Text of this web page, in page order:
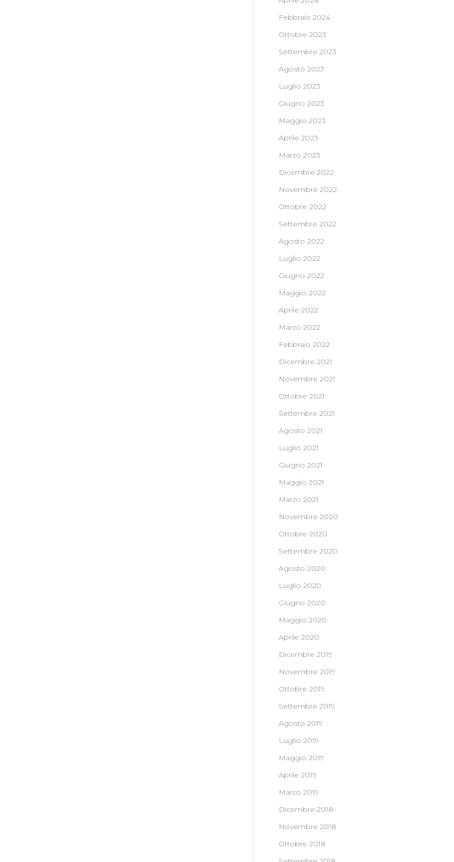
Febbraio 2024
Ottobre 2023
Settembre 2023
Agosto 2023
Luglio 2023
Giugno 2023
Maggio 2023
Aprile 2023
Marzo 2023
Dicembre 2022
Novembre 2022
Ottobre 2022
Settembre 2022
Agosto 2022
Luglio 2022
Giugno 2022
Maggio 2022
Aprile 2022
Marzo 2022
Febbraio 2022
Dicembre 2021
Novembre 2021
Ottobre 2021
Settembre 2021
Agosto 2021
Luglio 2021
Giugno 2021
Maggio 2021
Marzo 2021
Novembre 2020
Ottobre 2020
Settembre 2020
Agosto 2020
Luglio 2020
Giugno 2020
Maggio 2020
Aprile 2020
Dicembre 2019
Novembre 2019
Ottobre 2019
Settembre 2019
Agosto 2019
Luglio 2019
Maggio 2019
Aprile 2019
Marzo 2019
Dicembre 2018
Novembre 2018
Ottobre 2018